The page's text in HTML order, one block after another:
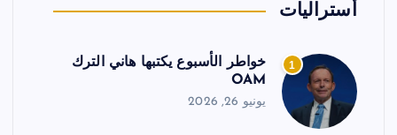
أستراليات
1
خواطر الأسبوع يكتبها هاني الترك
OAM
يونيو 26, 2026